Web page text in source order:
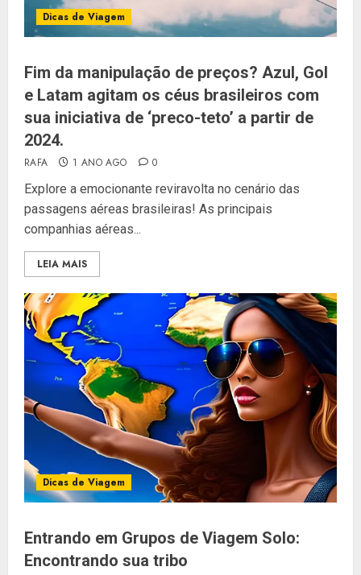
Dicas de Viagem
Fim da manipulação de preços? Azul, Gol
e Latam agitam os céus brasileiros com
sua iniciativa de ‘preco-teto’ a partir de
2024.
RAFA 1 ANO AGO 0
Explore a emocionante reviravolta no cenário das
passagens aéreas brasileiras! As principais
companhias aéreas...
LEIA MAIS
Dicas de Viagem
Entrando em Grupos de Viagem Solo:
Encontrando sua tribo